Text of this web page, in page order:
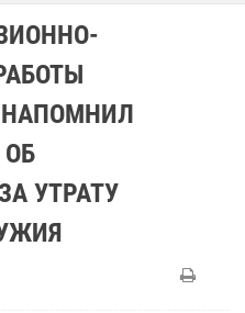
УТРАТУ